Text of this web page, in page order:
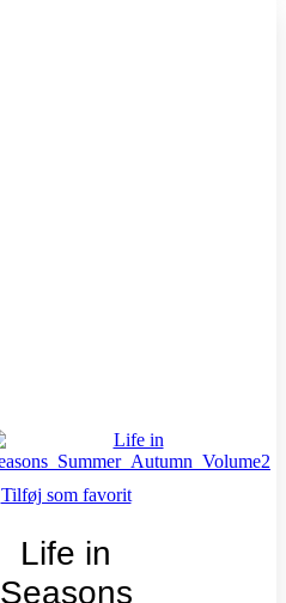
Tilføj som favorit
Life in
Seasons